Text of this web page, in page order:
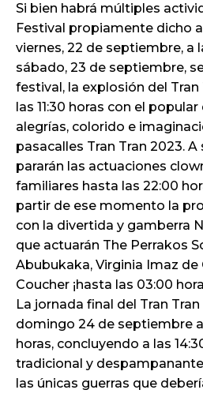
Si bien habrá múltiples
Festival propiamente dicho
viernes, 22 de septiembre, a
sábado, 23 de septiembre,
festival, la explosión del Tran
las 11:30 horas con el
alegrías, colorido e
pasacalles Tran Tran 2023.
pararán las actuaciones
familiares hasta las 22:00
partir de ese momento la
con la divertida y gamberra
que actuarán The Perrakos
Abubukaka, Virginia Imaz de
Coucher ¡hasta las 03:00
La jornada final del Tran Tran
domingo 24 de septiembre
horas, concluyendo a las
tradicional y
las únicas guerras que